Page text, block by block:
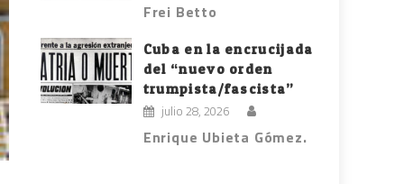
Frei Betto
Cuba en la encrucijada
del “nuevo orden
trumpista/fascista”
julio 28, 2026
Enrique Ubieta Gómez.